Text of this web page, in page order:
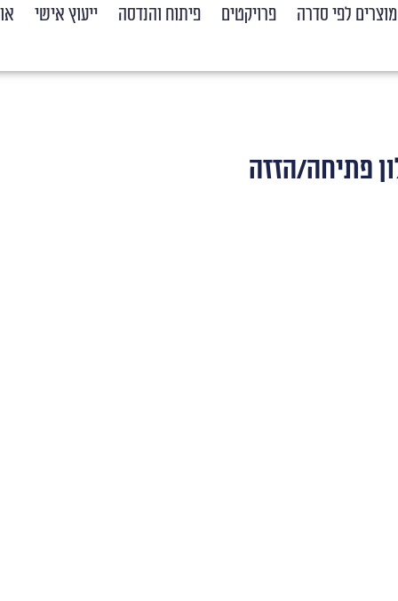
מוצרים לפי סדרה פרויקטים פיתוח והנדסה ייעוץ אישי
פתיחה/הזזה